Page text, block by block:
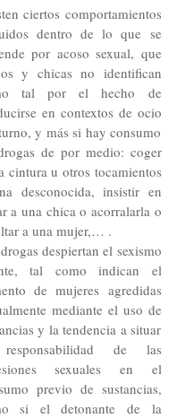
ciertos comportamientos
dentro de lo que se
por acoso sexual, que
y chicas no identifican
tal por el hecho de
en contextos de ocio
y más si hay consumo
de por medio: coger
cintura u otros tocamientos
desconocida, insistir en
a una chica o acorralarla o
a una mujer,… .
despiertan el sexismo
tal como indican el
de mujeres agredidas
mediante el uso de
y la tendencia a situar
de las
sexuales en el
previo de sustancias,
si el detonante de la